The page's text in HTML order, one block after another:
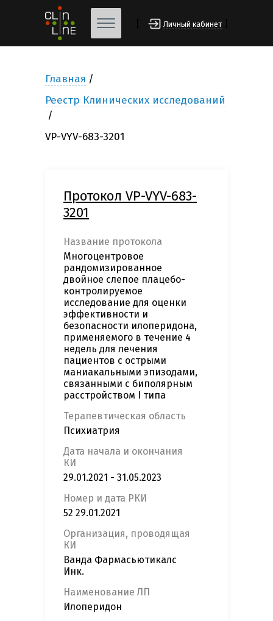
Личный кабинет
Главная
Реестр Клинических исследований
VP-VYV-683-3201
Протокол VP-VYV-683-
3201
Название протокола
Многоцентровое
рандомизированное
двойное слепое плацебо-
контролируемое
исследование для оценки
эффективности и
безопасности илоперидона,
применяемого в течение 4
недель для лечения
пациентов с острыми
маниакальными эпизодами,
связанными с биполярным
расстройством I типа
Терапевтическая область
Психиатрия
Дата начала и окончания
КИ
29.01.2021 - 31.05.2023
Номер и дата РКИ
52 29.01.2021
Организация, проводящая
КИ
Ванда Фармасьютикалс
Инк.
Наименование ЛП
Илоперидон